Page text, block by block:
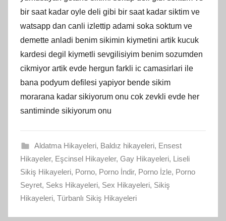
bir saat kadar oyle deli gibi bir saat kadar siktim ve
watsapp dan canli izlettip adami soka soktum ve
demette anladi benim sikimin kiymetini artik kucuk
kardesi degil kiymetli sevgilisiyim benim sozumden
cikmiyor artik evde hergun farkli ic camasirlari ile
bana podyum defilesi yapiyor bende sikim
morarana kadar sikiyorum onu cok zevkli evde her
santiminde sikiyorum onu
Aldatma Hikayeleri, Baldız hikayeleri, Ensest
Hikayeler, Eşcinsel Hikayeler, Gay Hikayeleri, Liseli
Sikiş Hikayeleri, Porno, Porno İndir, Porno İzle, Porno
Seyret, Seks Hikayeleri, Sex Hikayeleri, Sikiş
Hikayeleri, Türbanlı Sikiş Hikayeleri